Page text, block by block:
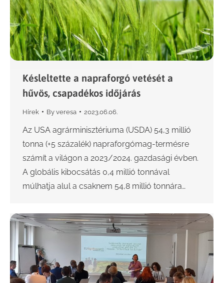
Késleltette a napraforgó vetését a
hűvös, csapadékos időjárás
Hírek By veresa 2023.06.06.
Az USA agrárminisztériuma (USDA) 54,3 millió
tonna (+5 százalék) napraforgómag-termésre
számít a világon a 2023/2024. gazdasági évben.
A globális kibocsátás 0,4 millió tonnával
múlhatja alul a csaknem 54,8 millió tonnára…